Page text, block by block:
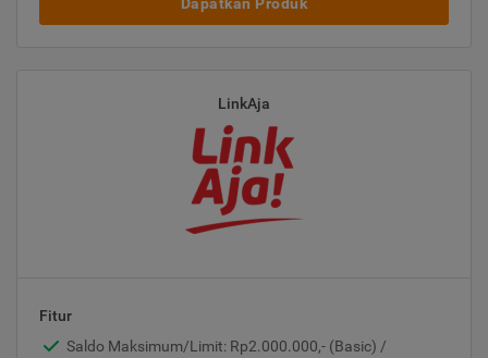
Dapatkan Produk
LinkAja
Fitur
Saldo Maksimum/Limit: Rp2.000.000,- (Basic) /